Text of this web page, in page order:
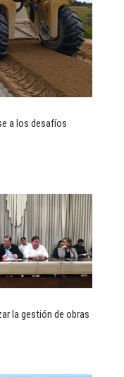
a los desafíos
la gestión de obras